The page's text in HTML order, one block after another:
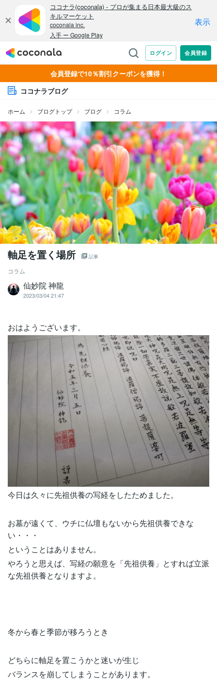
会員登録で10％割引クーポンを獲得！
ココナラブログ
ホーム ブログトップ ブログ コラム
軸足を置く場所 記事
コラム
仙妙院 神龍
2023/03/04 21:47
おはようございます。
今日は久々に先祖供養の写経をしたためました。
お墓が遠くて、ウチに仏壇もないから先祖供養できな
い・・・
ということはありません。
やろうと思えば、写経の願意を「先祖供養」とすれば立派
な先祖供養となりますよ。
冬から春と季節が移ろうとき
どちらに軸足を置こうかと迷いが生じ
バランスを崩してしまうことがあります。